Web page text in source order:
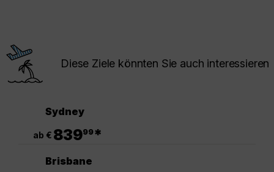
Diese Ziele könnten Sie auch interessieren
Sydney
ab € 83999*
Brisbane